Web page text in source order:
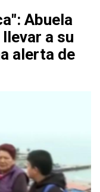
Abuela
a su
alerta de